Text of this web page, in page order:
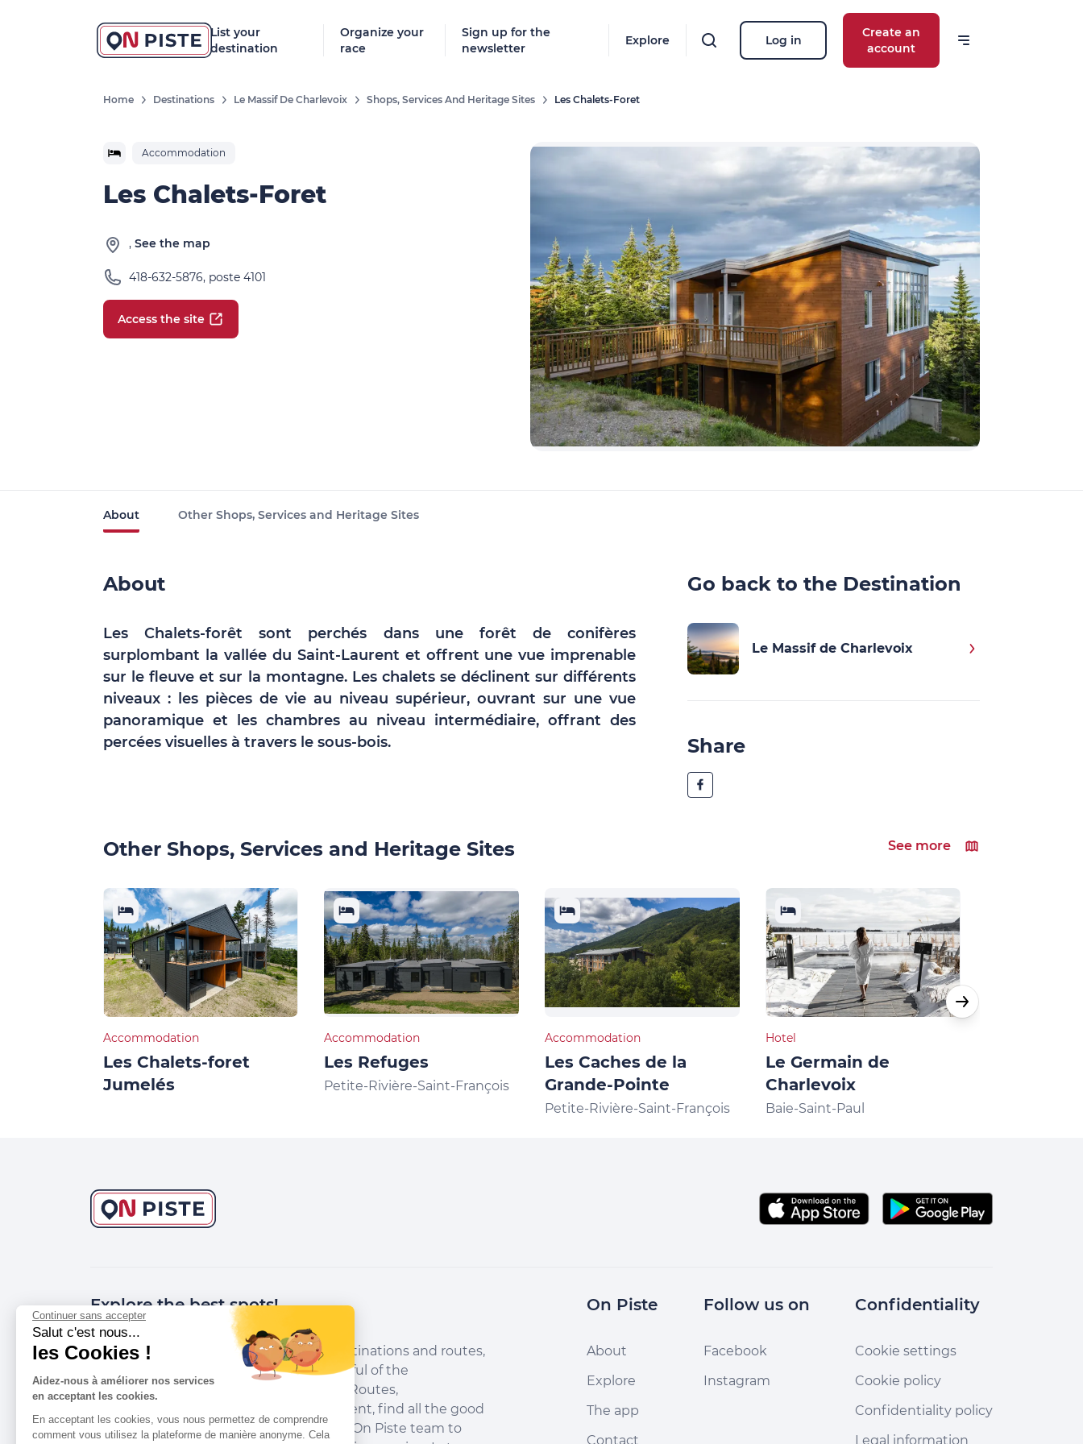
List your
destination
Organize your
race
Sign up for the
newsletter
Explore Log in
Create an
account
Home Destinations Le Massif De Charlevoix Shops, Services And Heritage Sites Les Chalets-Foret
Accommodation
Les Chalets-Foret
, See the map
418-632-5876, poste 4101
Access the site
About Other Shops, Services and Heritage Sites
About
Les Chalets-forêt sont perchés dans une forêt de conifères
surplombant la vallée du Saint-Laurent et offrent une vue imprenable
sur le fleuve et sur la montagne. Les chalets se déclinent sur différents
niveaux : les pièces de vie au niveau supérieur, ouvrant sur une vue
panoramique et les chambres au niveau intermédiaire, offrant des
percées visuelles à travers le sous-bois.
Go back to the Destination
Le Massif de Charlevoix
Share
Other Shops, Services and Heritage Sites See more
Accommodation
Les Chalets-foret
Jumelés
Accommodation
Les Refuges
Petite-Rivière-Saint-François
Accommodation
Les Caches de la
Grande-Pointe
Petite-Rivière-Saint-François
Hotel
Le Germain de
Charlevoix
Baie-Saint-Paul
Explore the best spots!
We have picked out for you the best destinations and routes,
marked out by local experts and respectful of the
environments in which they take place. Routes,
accommodation, courses, races, equipment, find all the good
addresses and recommendations of the On Piste team to
On Piste
About
Explore
The app
Contact
Follow us on
Facebook
Instagram
Confidentiality
Cookie settings
Cookie policy
Confidentiality policy
Legal information
Continuer sans accepter
Salut c'est nous...
les Cookies !
Aidez-nous à améliorer nos services
en acceptant les cookies.
En acceptant les cookies, vous nous permettez de comprendre
comment vous utilisez la plateforme de manière anonyme. Cela